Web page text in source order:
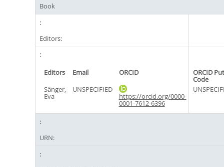
Book
Editors:
Editors Email ORCID ORCID Put
Code
Sänger,
Eva
UNSPECIFIED
https://orcid.org/0000-
0001-7612-6396
URN: